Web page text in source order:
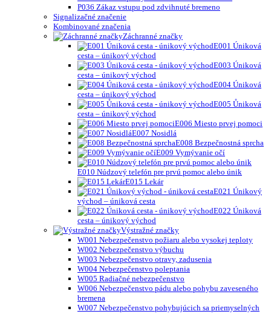
P036 Zákaz vstupu pod zdvihnuté bremeno
Signalizačné značenie
Kombinované značenia
Záchranné značky
E001 Úniková
cesta – únikový východ
E003 Úniková
cesta – únikový východ
E004 Úniková
cesta – únikový východ
E005 Ůniková
cesta – únikový východ
E006 Miesto prvej pomoci
E007 Nosidlá
E008 Bezpečnostná sprcha
E009 Vymývanie očí
E010 Núdzový telefón pre prvú pomoc alebo únik
E015 Lekár
E021 Únikový
východ – úniková cesta
E022 Úniková
cesta – únikový východ
Výstražné značky
W001 Nebezpečenstvo požiaru alebo vysokej teploty
W002 Nebezpečenstvo výbuchu
W003 Nebezpečenstvo otravy, zadusenia
W004 Nebezpečenstvo poleptania
W005 Radiačné nebezpečenstvo
W006 Nebezpečenstvo pádu alebo pohybu zaveseného
bremena
W007 Nebezpečenstvo pohybujúcich sa priemyselných